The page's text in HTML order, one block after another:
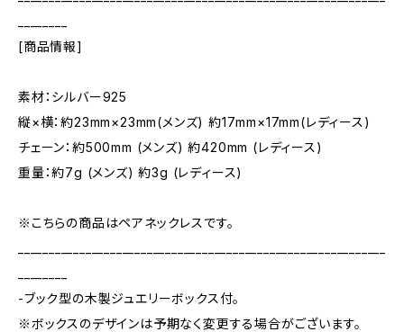
[商品情報]
素材：シルバー925
縦×横：約23mm×23mm(メンズ) 約17mm×17mm(レディース)
チェーン：約500mm (メンズ) 約420mm (レディース)
重量：約7g (メンズ) 約3g (レディース)
※こちらの商品はペアネックレスです。
-ブック型の木製ジュエリーボックス付。
※ボックスのデザインは予期なく変更する場合がございます。